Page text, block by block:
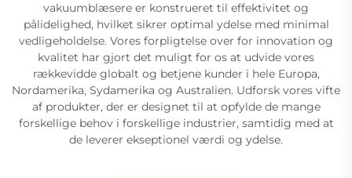
vakuumblæsere er konstrueret til effektivitet og
pålidelighed, hvilket sikrer optimal ydelse med minimal
vedligeholdelse. Vores forpligtelse over for innovation og
kvalitet har gjort det muligt for os at udvide vores
rækkevidde globalt og betjene kunder i hele Europa,
Nordamerika, Sydamerika og Australien. Udforsk vores vifte
af produkter, der er designet til at opfylde de mange
forskellige behov i forskellige industrier, samtidig med at
de leverer ekseptionel værdi og ydelse.